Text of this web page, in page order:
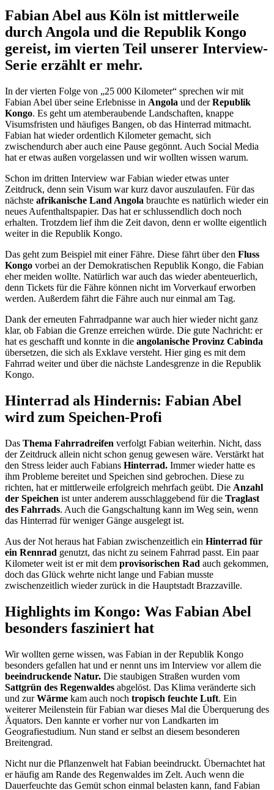
Fabian Abel aus Köln ist mittlerweile
durch Angola und die Republik Kongo
gereist, im vierten Teil unserer Interview-
Serie erzählt er mehr.
In der vierten Folge von „25 000 Kilometer“ sprechen wir mit
Fabian Abel über seine Erlebnisse in Angola und derRepublik
Kongo. Es geht um atemberaubende Landschaften, knappe
Visumsfristen und häufiges Bangen, ob das Hinterrad mitmacht.
Fabian hat wieder ordentlich Kilometer gemacht, sich
zwischendurch aber auch eine Pause gegönnt. Auch Social Media
hat er etwas außen vorgelassen und wir wollten wissen warum.
Schon im dritten Interview war Fabian wieder etwas unter
Zeitdruck, denn sein Visum war kurz davor auszulaufen. Für das
nächste afrikanische Land Angola brauchte es natürlich wieder ein
neues Aufenthaltspapier. Das hat er schlussendlich doch noch
erhalten. Trotzdem lief ihm die Zeit davon, denn er wollte eigentlich
weiter in die Republik Kongo.
Das geht zum Beispiel mit einer Fähre. Diese fährt über den Fluss
Kongo vorbei an der Demokratischen Republik Kongo, die Fabian
eher meiden wollte. Natürlich war auch das wieder abenteuerlich,
denn Tickets für die Fähre können nicht im Vorverkauf erworben
werden. Außerdem fährt die Fähre auch nur einmal am Tag.
Dank der erneuten Fahrradpanne war auch hier wieder nicht ganz
klar, ob Fabian die Grenze erreichen würde. Die gute Nachricht: er
hat es geschafft und konnte in die angolanische Provinz Cabinda
übersetzen, die sich als Exklave versteht. Hier ging es mit dem
Fahrrad weiter und über die nächste Landesgrenze in die Republik
Kongo.
Hinterrad als Hindernis: Fabian Abel
wird zum Speichen-Profi
Das Thema Fahrradreifen verfolgt Fabian weiterhin. Nicht, dass
der Zeitdruck allein nicht schon genug gewesen wäre. Verstärkt hat
den Stress leider auch Fabians Hinterrad. Immer wieder hatte es
ihm Probleme bereitet und Speichen sind gebrochen. Diese zu
richten, hat er mittlerweile erfolgreich mehrfach geübt. Die Anzahl
der Speichen ist unter anderem ausschlaggebend für die Traglast
des Fahrrads. Auch die Gangschaltung kann im Weg sein, wenn
das Hinterrad für weniger Gänge ausgelegt ist.
Aus der Not heraus hat Fabian zwischenzeitlich ein Hinterrad für
ein Rennrad genutzt, das nicht zu seinem Fahrrad passt. Ein paar
Kilometer weit ist er mit dem provisorischen Rad auch gekommen,
doch das Glück wehrte nicht lange und Fabian musste
zwischenzeitlich wieder zurück in die Hauptstadt Brazzaville.
Highlights im Kongo: Was Fabian Abel
besonders fasziniert hat
Wir wollten gerne wissen, was Fabian in der Republik Kongo
besonders gefallen hat und er nennt uns im Interview vor allem die
beeindruckende Natur. Die staubigen Straßen wurden vom
Sattgrün des Regenwaldes abgelöst. Das Klima veränderte sich
und zurWärme kam auch noch tropisch feuchte Luft. Ein
weiterer Meilenstein für Fabian war dieses Mal die Überquerung des
Äquators. Den kannte er vorher nur von Landkarten im
Geografiestudium. Nun stand er selbst an diesem besonderen
Breitengrad.
Nicht nur die Pflanzenwelt hat Fabian beeindruckt. Übernachtet hat
er häufig am Rande des Regenwaldes im Zelt. Auch wenn die
Dauerfeuchte das Gemüt schon einmal belasten kann, fand Fabian